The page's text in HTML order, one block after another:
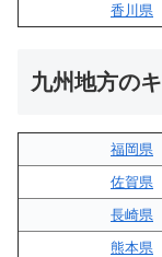
香川県
九州地方の
福岡県
佐賀県
長崎県
熊本県